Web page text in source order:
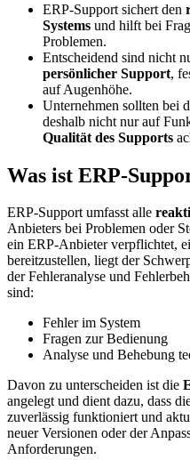
ERP-Support sichert den
Systems und hilft bei
Problemen.
Entscheidend sind nicht
persönlicher Support,
auf Augenhöhe.
Unternehmen sollten bei
deshalb nicht nur auf
Qualität des Supports
Was ist ERP-
ERP-Support umfasst alle
Anbieters bei Problemen oder
ein ERP-Anbieter verpflichtet,
bereitzustellen, liegt der
der Fehleranalyse und
sind:
Fehler im System
Fragen zur Bedienung
Analyse und Behebung
Davon zu unterscheiden ist die
angelegt und dient dazu, dass
zuverlässig funktioniert und
neuer Versionen oder der
Anforderungen.